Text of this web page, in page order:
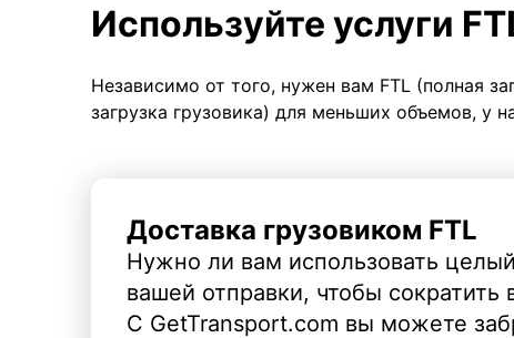
Используйте услуги
Независимо от того, нужен вам FTL (полная
загрузка грузовика) для меньших объемов, у
Доставка грузовиком FTL
Нужно ли вам использовать
вашей отправки, чтобы сократить
С GetTransport.com вы можете